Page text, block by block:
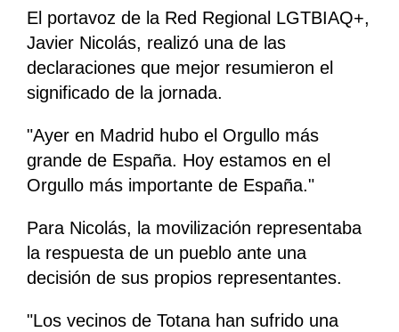
El portavoz de la Red Regional LGTBIAQ+,
Javier Nicolás, realizó una de las
declaraciones que mejor resumieron el
significado de la jornada.
"Ayer en Madrid hubo el Orgullo más
grande de España. Hoy estamos en el
Orgullo más importante de España."
Para Nicolás, la movilización representaba
la respuesta de un pueblo ante una
decisión de sus propios representantes.
"Los vecinos de Totana han sufrido una